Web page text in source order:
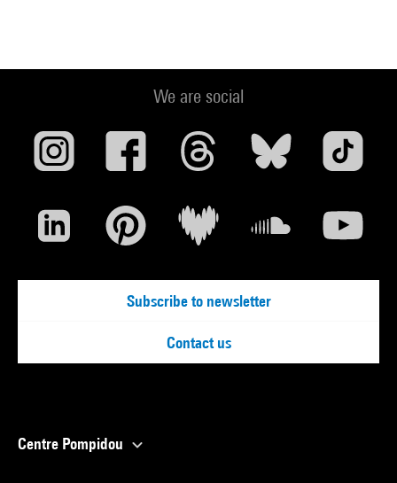
We are social
Subscribe to newsletter
Contact us
Centre Pompidou